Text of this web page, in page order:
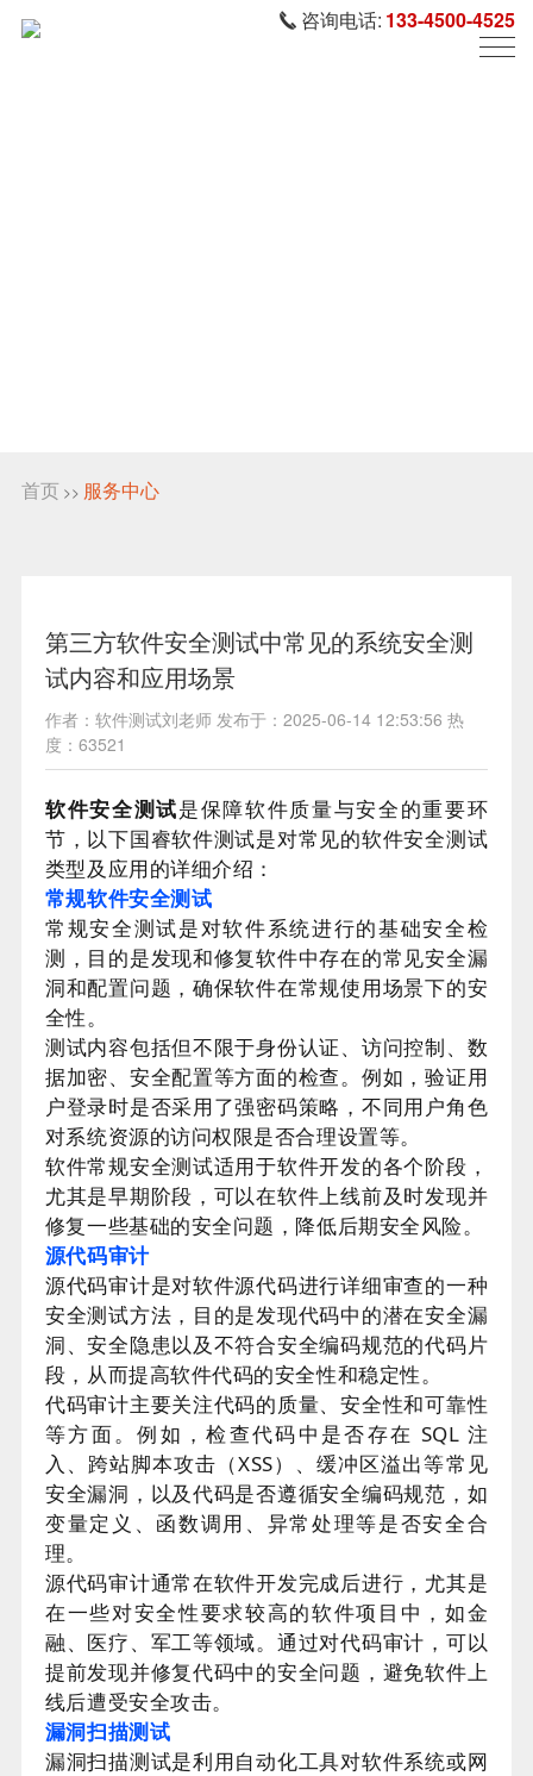
咨询电话: 133-4500-4525
首页 >> 服务中心
第三方软件安全测试中常见的系统安全测
试内容和应用场景
作者：软件测试刘老师 发布于：2025-06-14 12:53:56 热
度：63521
软件安全测试是保障软件质量与安全的重要环
节，以下国睿软件测试是对常见的软件安全测试
类型及应用的详细介绍：
常规软件安全测试
常规安全测试是对软件系统进行的基础安全检
测，目的是发现和修复软件中存在的常见安全漏
洞和配置问题，确保软件在常规使用场景下的安
全性。
测试内容包括但不限于身份认证、访问控制、数
据加密、安全配置等方面的检查。例如，验证用
户登录时是否采用了强密码策略，不同用户角色
对系统资源的访问权限是否合理设置等。
软件常规安全测试适用于软件开发的各个阶段，
尤其是早期阶段，可以在软件上线前及时发现并
修复一些基础的安全问题，降低后期安全风险。
源代码审计
源代码审计是对软件源代码进行详细审查的一种
安全测试方法，目的是发现代码中的潜在安全漏
洞、安全隐患以及不符合安全编码规范的代码片
段，从而提高软件代码的安全性和稳定性。
代码审计主要关注代码的质量、安全性和可靠性
等方面。例如，检查代码中是否存在 SQL 注
入、跨站脚本攻击（XSS）、缓冲区溢出等常见
安全漏洞，以及代码是否遵循安全编码规范，如
变量定义、函数调用、异常处理等是否安全合
理。
源代码审计通常在软件开发完成后进行，尤其是
在一些对安全性要求较高的软件项目中，如金
融、医疗、军工等领域。通过对代码审计，可以
提前发现并修复代码中的安全问题，避免软件上
线后遭受安全攻击。
漏洞扫描测试
漏洞扫描测试是利用自动化工具对软件系统或网